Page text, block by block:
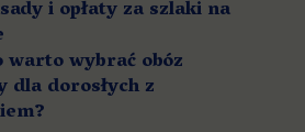
i opłaty za szlaki na
warto wybrać obóz
dla dorosłych z